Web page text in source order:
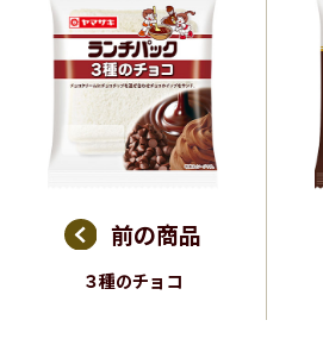
前の商品
３種のチョコ